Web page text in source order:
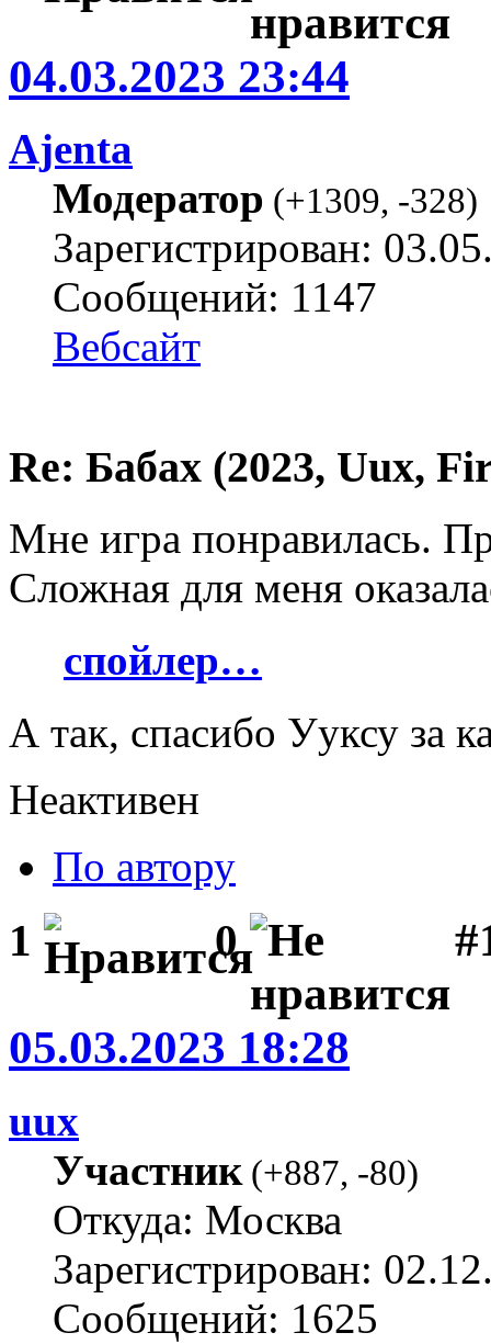
04.03.2023 23:44
Ajenta
Модератор (+1309, -328)
Зарегистрирован:
Сообщений: 1147
Вебсайт
Re: Бабах (2023, Uux,
Мне игра понравилась.
Сложная для меня
спойлер…
А так, спасибо Ууксу за
Неактивен
По автору
1 0
05.03.2023 18:28
uux
Участник(+887, -80)
Откуда: Москва
Зарегистрирован:
Сообщений: 1625